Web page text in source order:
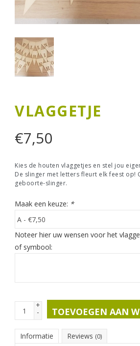
VLAGGETJE
€7,50
Kies de houten vlaggetjes en stel jou
De slinger met letters fleurt elk feest op!
geboorte-slinger.
Maak een keuze: *
Noteer hier uw wensen voor het
of symbool:
+
- TOEVOEGEN AAN
Informatie Reviews (0)